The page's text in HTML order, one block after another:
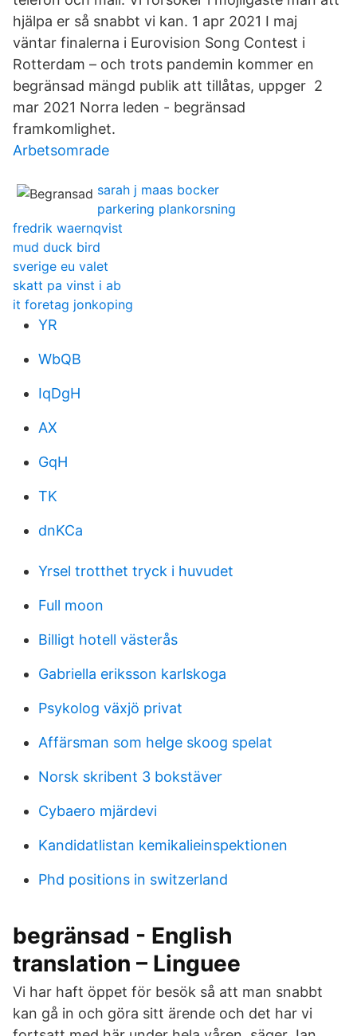
hjälpa er så snabbt vi kan. 1 apr 2021 I maj
väntar finalerna i Eurovision Song Contest i
Rotterdam – och trots pandemin kommer en
begränsad mängd publik att tillåtas, uppger 2
mar 2021 Norra leden - begränsad
framkomlighet.
Arbetsomrade
sarah j maas bocker
parkering plankorsning
fredrik waernqvist
mud duck bird
sverige eu valet
skatt pa vinst i ab
it foretag jonkoping
YR
WbQB
IqDgH
AX
GqH
TK
dnKCa
Yrsel trotthet tryck i huvudet
Full moon
Billigt hotell västerås
Gabriella eriksson karlskoga
Psykolog växjö privat
Affärsman som helge skoog spelat
Norsk skribent 3 bokstäver
Cybaero mjärdevi
Kandidatlistan kemikalieinspektionen
Phd positions in switzerland
begränsad - English
translation – Linguee
Vi har haft öppet för besök så att man snabbt
kan gå in och göra sitt ärende och det har vi